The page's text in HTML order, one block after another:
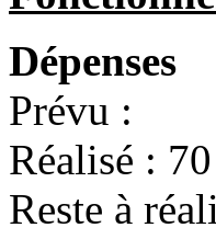
Prévu
Réalisé :
Reste à